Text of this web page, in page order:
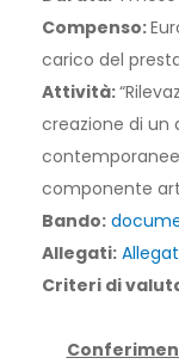
Compenso:
carico del
Attività:
creazione di un
componente
Bando:
Allegati:
Criteri di